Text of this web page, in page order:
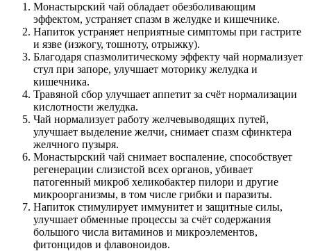
Монастырский чай обладает обезболивающим
эффектом, устраняет спазм в желудке и кишечнике.
Напиток устраняет неприятные симптомы при гастрите
и язве (изжогу, тошноту, отрыжку).
Благодаря спазмолитическому эффекту чай нормализует
стул при запоре, улучшает моторику желудка и
кишечника.
Травяной сбор улучшает аппетит за счёт нормализации
кислотности желудка.
Чай нормализует работу желчевыводящих путей,
улучшает выделение желчи, снимает спазм сфинктера
желчного пузыря.
Монастырский чай снимает воспаление, способствует
регенерации слизистой всех органов, убивает
патогенный микроб хеликобактер пилори и другие
микроорганизмы, в том числе грибки и паразиты.
Напиток стимулирует иммунитет и защитные силы,
улучшает обменные процессы за счёт содержания
большого числа витаминов и микроэлементов,
фитонцидов и флавоноидов.